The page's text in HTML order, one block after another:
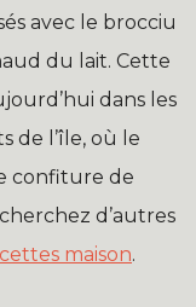
avec le brocciu
du lait. Cette
dans les
de l’île, où le
confiture de
d’autres
maison.